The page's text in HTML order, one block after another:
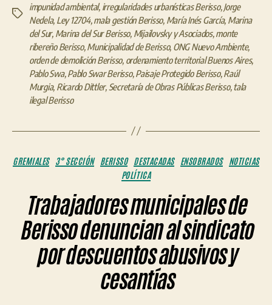
Etiquetas
impunidad ambiental, irregularidades urbanísticas Berisso, Jorge
Nedela, Ley 12704, mala gestión Berisso, María Inés García, Marina
del Sur, Marina del Sur Berisso, Mijailovsky y Asociados, monte
ribereño Berisso, Municipalidad de Berisso, ONG Nuevo Ambiente,
orden de demolición Berisso, ordenamiento territorial Buenos Aires,
Pablo Swa, Pablo Swar Berisso, Paisaje Protegido Berisso, Raúl
Murgia, Ricardo Dittler, Secretaría de Obras Públicas Berisso, tala
ilegal Berisso
Categorías
GREMIALES 3° SECCIÓN BERISSO DESTACADAS ENSOBRADOS
NOTICIAS
POLÍTICA
Trabajadores municipales de
Berisso denuncian al sindicato
por descuentos abusivos y
cesantías